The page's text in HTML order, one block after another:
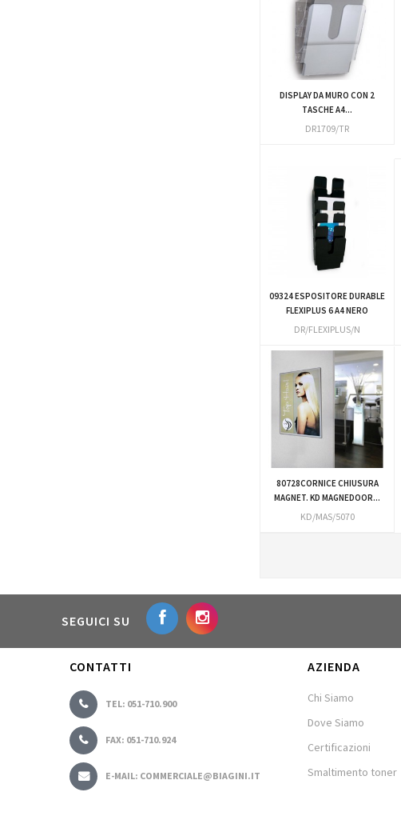
DISPLAY DA MURO CON 2
TASCHE A4...
DR1709/TR
09324 ESPOSITORE DURABLE
FLEXIPLUS 6 A4 NERO
DR/FLEXIPLUS/N
80728CORNICE CHIUSURA
MAGNET. KD MAGNEDOOR...
KD/MAS/5070
SEGUICI SU
CONTATTI
TEL: 051-710.900
FAX: 051-710.924
E-MAIL: COMMERCIALE@BIAGINI.IT
AZIENDA
Chi Siamo
Dove Siamo
Certificazioni
Smaltimento toner